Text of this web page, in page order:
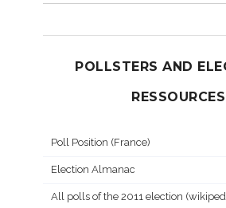
POLLSTERS AND
RESSOURCES
Poll Position (France)
Election Almanac
All polls of the 2011 election